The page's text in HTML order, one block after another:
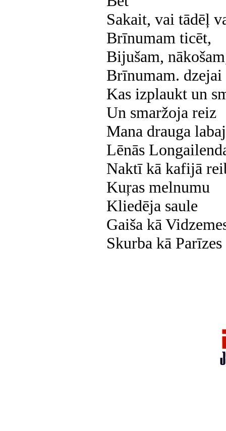
Sakait, vai tādēļ
Brīnumam ticēt,
Bijušam,
Brīnumam. dzejai
Kas izplaukt un
Un smaržoja reiz
Mana drauga
Lēnās
Naktī kā kafijā
Kuŗas melnumu
Kliedēja saule
Gaiša kā
Skurba kā